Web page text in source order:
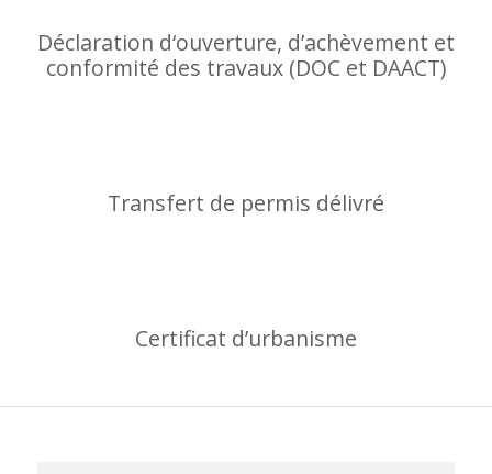
Déclaration d‘ouverture, d’achèvement et
conformité des travaux (DOC et DAACT)
Transfert de permis délivré
Certificat d’urbanisme